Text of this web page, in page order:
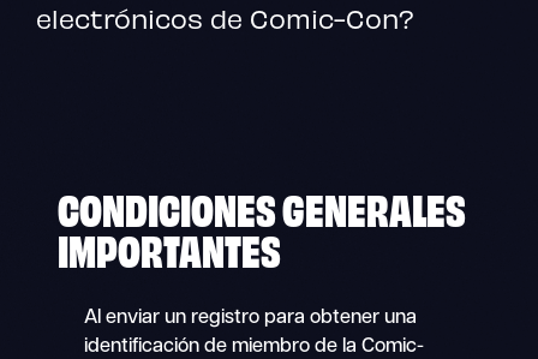
electrónicos de Comic-Con?
CONDICIONES GENERALES
IMPORTANTES
Al enviar un registro para obtener una
identificación de miembro de la Comic-